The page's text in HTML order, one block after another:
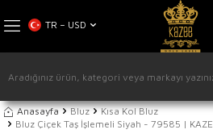
TR − USD
Anasayfa Bluz
Kısa Kol Bluz
Bluz Çiçek Taş İşlemeli Siyah - 79585 |